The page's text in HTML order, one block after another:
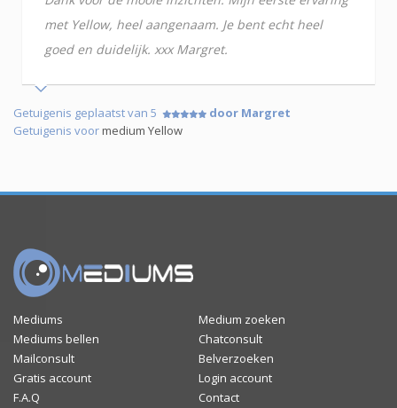
met Yellow, heel aangenaam. Je bent echt heel
goed en duidelijk. xxx Margret.
Getuigenis geplaatst van 5
door Margret
Getuigenis voormedium Yellow
Mediums
Medium zoeken
Mediums bellen
Chatconsult
Mailconsult
Belverzoeken
Gratis account
Login account
F.A.Q
Contact